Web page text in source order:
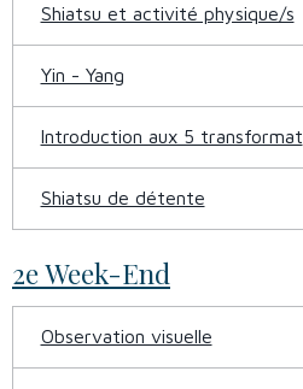
Shiatsu et activité physique/s
Yin - Yang
Introduction aux 5 transformat
Shiatsu de détente
2e Week-End
Observation visuelle